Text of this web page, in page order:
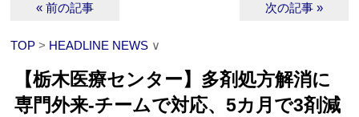
« 前の記事 次の記事 »
TOP > HEADLINE NEWS ∨
【栃木医療センター】多剤処方解消に
専門外来‐チームで対応、5カ月で3剤減